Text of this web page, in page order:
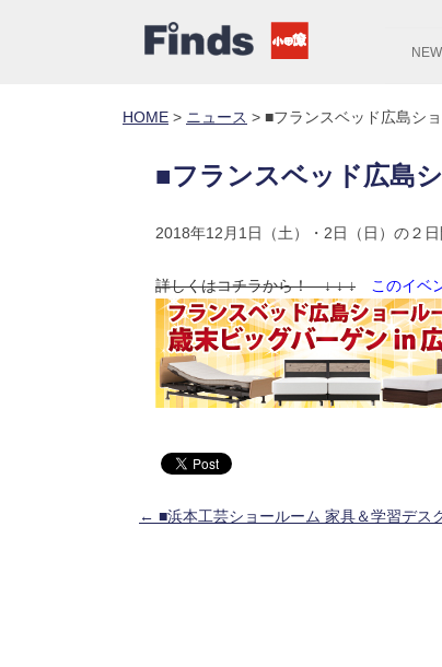
HOME > ニュース > ■フランスベッド広島シ
■フランスベッド広島
2018年12月1日（土）・2日（日）の２
詳しくはコチラから！ ↓ ↓ ↓ このイベ
投稿ナビゲーション
← ■浜本工芸ショールーム 家具＆学習デス